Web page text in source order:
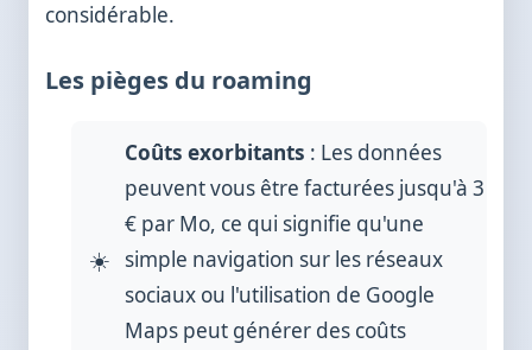
considérable.
Les pièges du roaming
Coûts exorbitants : Les données
peuvent vous être facturées jusqu'à 3
€ par Mo, ce qui signifie qu'une
simple navigation sur les réseaux
sociaux ou l'utilisation de Google
Maps peut générer des coûts